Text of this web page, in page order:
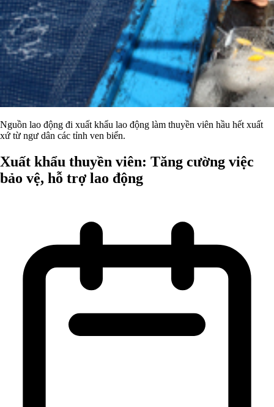
Nguồn lao động đi xuất khẩu lao động làm thuyền viên hầu hết xuất
xứ từ ngư dân các tỉnh ven biển.
Xuất khẩu thuyền viên: Tăng cường việc
bảo vệ, hỗ trợ lao động